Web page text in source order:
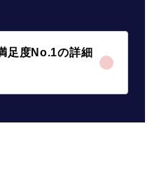
足度No.1の詳細